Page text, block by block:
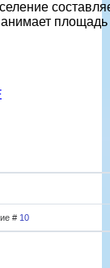
площадь
# 10